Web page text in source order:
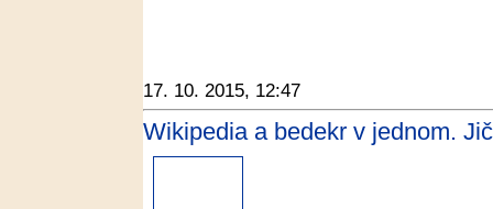
17. 10. 2015, 12:47
Wikipedia a bedekr v jednom.